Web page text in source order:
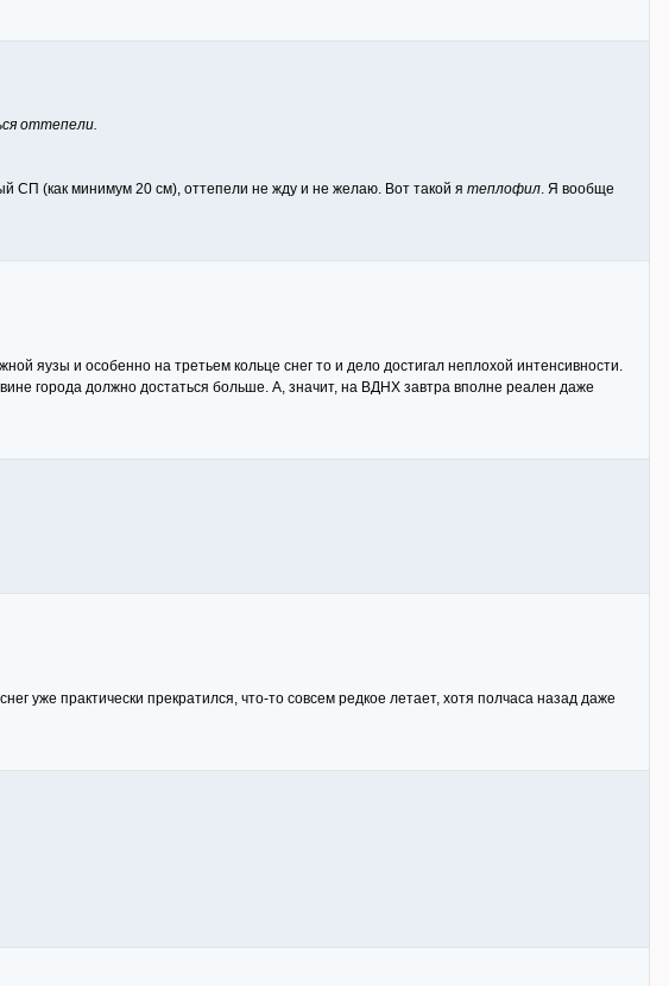
оттепели.
СП (как минимум 20 см), оттепели не жду и не желаю. Вот такой я теплофил. Я вообще
яузы и особенно на третьем кольце снег то и дело достигал неплохой интенсивности.
города должно достаться больше. А, значит, на ВДНХ завтра вполне реален даже
уже практически прекратился, что-то совсем редкое летает, хотя полчаса назад даже